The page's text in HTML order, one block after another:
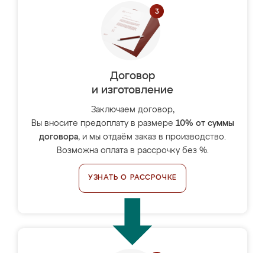
Договор
и изготовление
Заключаем договор,
Вы вносите предоплату в размере 10% от суммы
договора, и мы отдаём заказ в производство.
Возможна оплата в рассрочку без %.
УЗНАТЬ О РАССРОЧКЕ